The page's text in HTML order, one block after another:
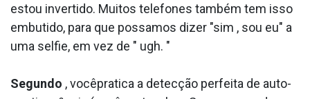
estou invertido. Muitos telefones também tem isso
embutido, para que possamos dizer "sim , sou eu" a
uma selfie, em vez de " ugh. "
Segundo , vocêpratica a detecção perfeita de auto-